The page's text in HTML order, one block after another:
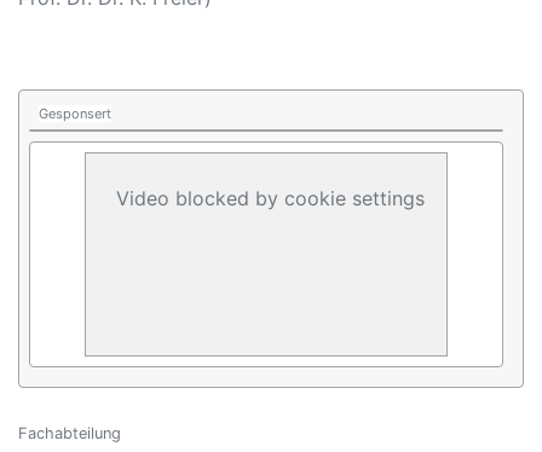
Gesponsert
Video blocked by cookie settings
Fachabteilung